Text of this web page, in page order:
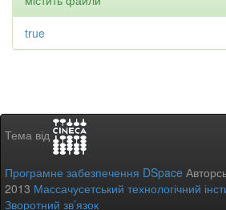
true
Тема від
Програмне забезпечення DSpace
2013 Массачусетський технологічний
Зворотний зв’язок